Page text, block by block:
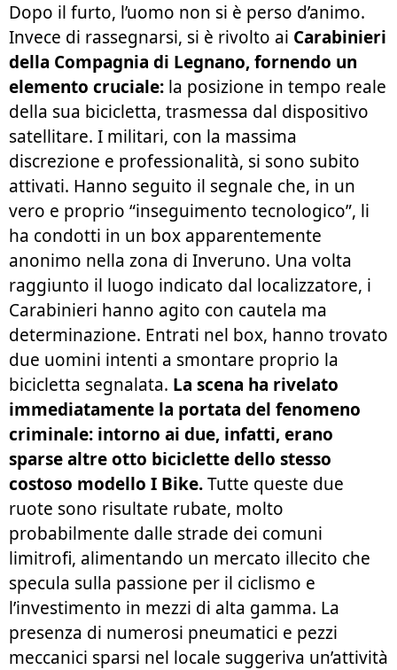
Dopo il furto, l’uomo non si è perso d’animo.
Invece di rassegnarsi, si è rivolto ai Carabinieri
della Compagnia di Legnano, fornendo un
elemento cruciale: la posizione in tempo reale
della sua bicicletta, trasmessa dal dispositivo
satellitare. I militari, con la massima
discrezione e professionalità, si sono subito
attivati. Hanno seguito il segnale che, in un
vero e proprio “inseguimento tecnologico”, li
ha condotti in un box apparentemente
anonimo nella zona di Inveruno. Una volta
raggiunto il luogo indicato dal localizzatore, i
Carabinieri hanno agito con cautela ma
determinazione. Entrati nel box, hanno trovato
due uomini intenti a smontare proprio la
bicicletta segnalata. La scena ha rivelato
immediatamente la portata del fenomeno
criminale: intorno ai due, infatti, erano
sparse altre otto biciclette dello stesso
costoso modello I Bike.Tutte queste due
ruote sono risultate rubate, molto
probabilmente dalle strade dei comuni
limitrofi, alimentando un mercato illecito che
specula sulla passione per il ciclismo e
l’investimento in mezzi di alta gamma. La
presenza di numerosi pneumatici e pezzi
meccanici sparsi nel locale suggeriva un’attività